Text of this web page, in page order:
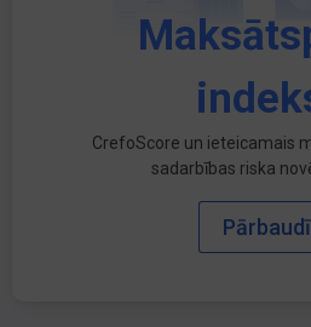
CrefoScore un ieteicamais
sadarbības riska